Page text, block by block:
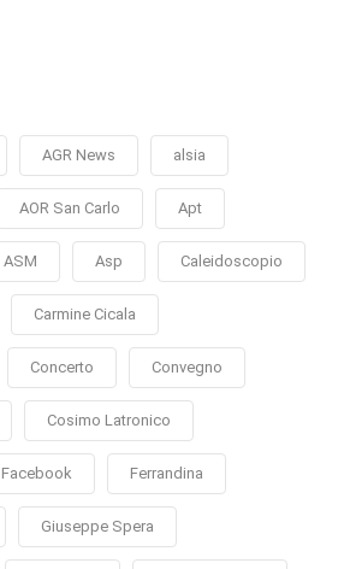
AGR News alsia
AOR San Carlo Apt
ASM Asp Caleidoscopio
Carmine Cicala
Concerto Convegno
Cosimo Latronico
Facebook Ferrandina
Giuseppe Spera